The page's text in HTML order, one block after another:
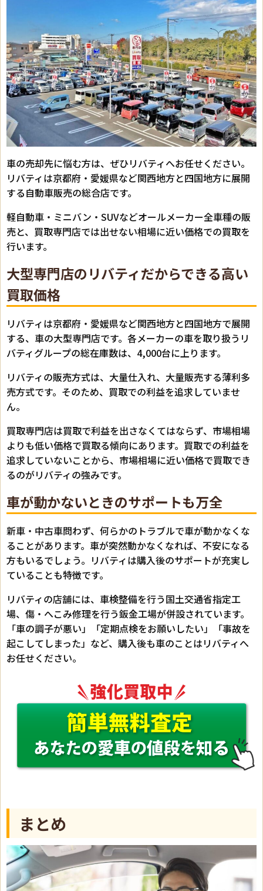
車の売却先に悩む方は、ぜひリバティへお任せください。
リバティは京都府・愛媛県など関西地方と四国地方に展開
する自動車販売の総合店です。
軽自動車・ミニバン・SUVなどオールメーカー全車種の販
売と、買取専門店では出せない相場に近い価格での買取を
行います。
大型専門店のリバティだからできる高い
買取価格
リバティは京都府・愛媛県など関西地方と四国地方で展開
する、車の大型専門店です。各メーカーの車を取り扱うリ
バティグループの総在庫数は、4,000台に上ります。
リバティの販売方式は、大量仕入れ、大量販売する薄利多
売方式です。そのため、買取での利益を追求していませ
ん。
買取専門店は買取で利益を出さなくてはならず、市場相場
よりも低い価格で買取る傾向にあります。買取での利益を
追求していないことから、市場相場に近い価格で買取でき
るのがリバティの強みです。
車が動かないときのサポートも万全
新車・中古車問わず、何らかのトラブルで車が動かなくな
ることがあります。車が突然動かなくなれば、不安になる
方もいるでしょう。リバティは購入後のサポートが充実し
ていることも特徴です。
リバティの店舗には、車検整備を行う国土交通省指定工
場、傷・へこみ修理を行う鈑金工場が併設されています。
「車の調子が悪い」「定期点検をお願いしたい」「事故を
起こしてしまった」など、購入後も車のことはリバティへ
お任せください。
まとめ